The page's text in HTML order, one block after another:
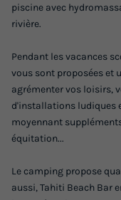
piscine avec
rivière.
Pendant les vacances
vous sont proposées et
agrémenter vos loisirs,
d'installations ludiques
moyennant
équitation...
Le camping propose
aussi, Tahiti Beach Bar